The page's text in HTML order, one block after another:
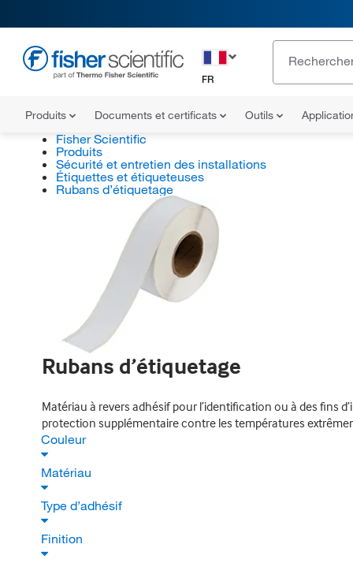
FR
Produits Documents et certificats Outils
Fisher Scientific
Produits
Sécurité et entretien des installations
Étiquettes et étiqueteuses
Rubans d’étiquetage
Rubans d’étiquetage
Matériau à revers adhésif pour l’identification ou à des fins
protection supplémentaire contre les températures
Couleur
Matériau
Type d’adhésif
Finition